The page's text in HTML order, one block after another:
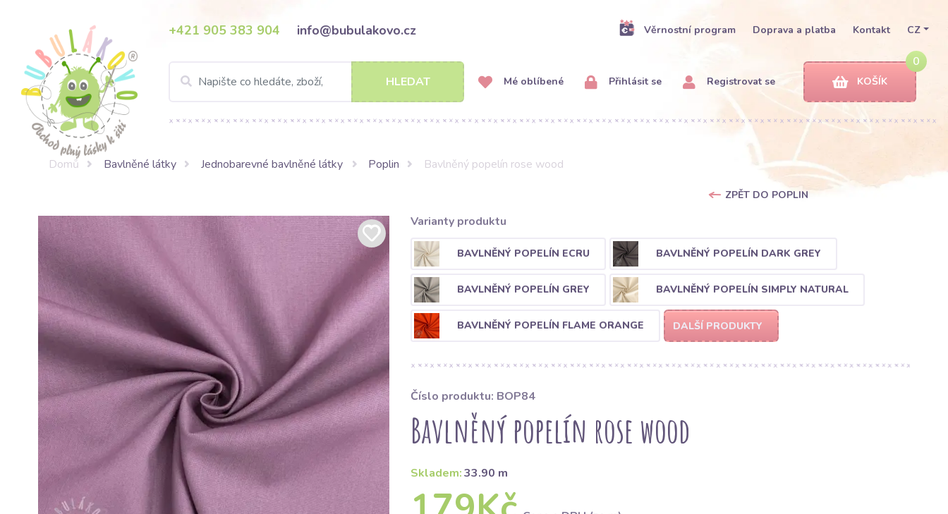
+421 905 383 904 info@bubulakovo.cz Věrnostní program Doprava a platba Kontakt CZ
HLEDAT Mé oblíbené Přihlásit se Registrovat se
0
KOŠÍK
Domů Bavlněné látky Jednobarevné bavlněné látky Poplin Bavlněný popelín rose wood
ZPĚT DO POPLIN
Varianty produktu
BAVLNĚNÝ POPELÍN ECRU BAVLNĚNÝ POPELÍN DARK GREY
BAVLNĚNÝ POPELÍN GREY BAVLNĚNÝ POPELÍN SIMPLY NATURAL
BAVLNĚNÝ POPELÍN FLAME ORANGE DALŠÍ PRODUKTY
Číslo produktu: BOP84
Bavlněný popelín rose wood
Skladem:33.90 m